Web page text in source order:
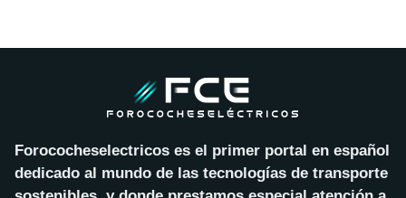
Forococheselectricos es el primer portal en español
dedicado al mundo de las tecnologías de transporte